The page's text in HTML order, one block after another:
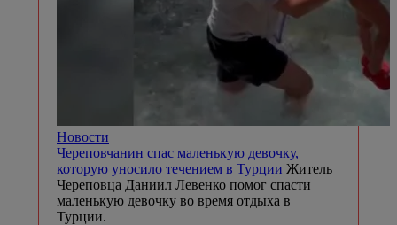
Новости
Череповчанин спас маленькую девочку,
которую уносило течением в Турции Житель
Череповца Даниил Левенко помог спасти
маленькую девочку во время отдыха в
Турции.